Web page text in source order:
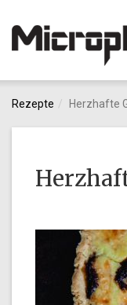
Rezepte Herzhafte